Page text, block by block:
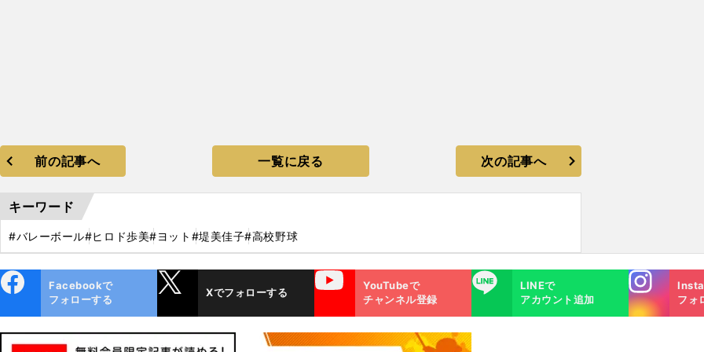
前の記事へ 一覧に戻る 次の記事へ
キーワード
#バレーボール#ヒロド歩美#ヨット #堤美佳子#高校野球
ok
Facebookで
フォローする
Xでフォローする
YouTube
YouTubeで
チャンネル登録
LINE
LINEで
アカウント追加
Instagra
m
フォ